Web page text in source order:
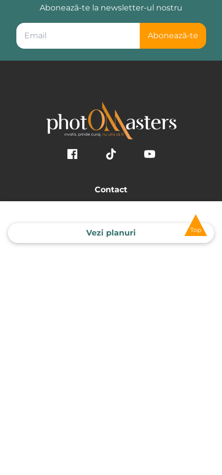
Top
Abonează-te la newsletter-ul nostru
Abonează-te
Contact
Vezi planuri